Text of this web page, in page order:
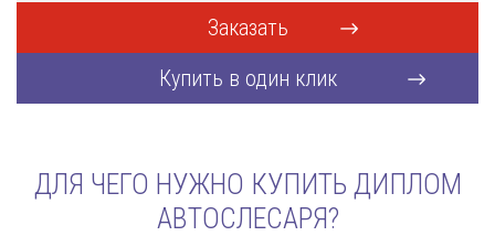
Заказать
Купить в один клик
ДЛЯ ЧЕГО НУЖНО КУПИТЬ ДИПЛОМ
АВТОСЛЕСАРЯ?